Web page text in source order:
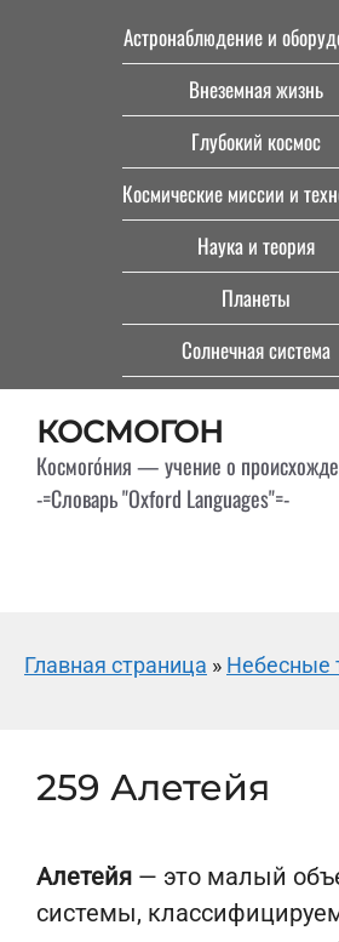
Астронаблюдение и
Внеземная жизнь
Глубокий космос
Космические миссии и
Наука и теория
Планеты
Солнечная система
КОСМОГОН
Космого́ния — учение о
-=Словарь "Oxford Languages"=-
Главная страница » Небесные
259 Алетейя
Алетейя — это малый
системы,